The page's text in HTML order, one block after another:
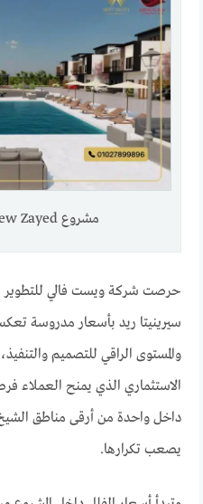
مشروع Serenita Red New Zayed
حرصت شركة ويست فالي للتطوير
سيرينيتا ريد بأسعار مدروسة
والمستوى الراقي للتصميم
الاستثماري الذي يمنح العملاء
داخل واحدة من أرقى مناطق
يصعب تكرارها.